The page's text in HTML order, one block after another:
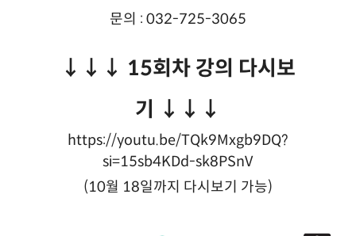
문의 : 032-725-3065
↓↓↓ 15회차 강의 다시보
기 ↓↓↓
https://youtu.be/TQk9Mxgb9DQ?
si=15sb4KDd-sk8PSnV
(10월 18일까지 다시보기 가능)